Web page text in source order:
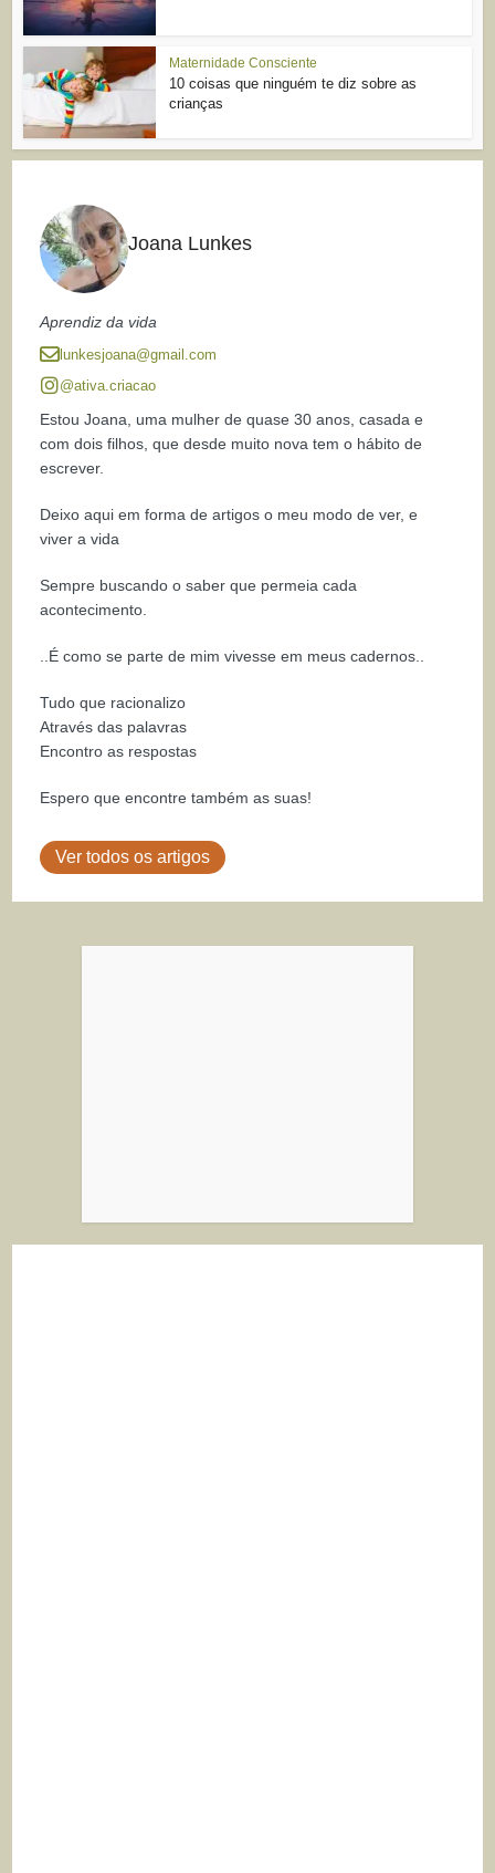
Maternidade Consciente
10 coisas que ninguém te diz sobre as
crianças
Joana Lunkes
Aprendiz da vida
lunkesjoana@gmail.com
@ativa.criacao
Estou Joana, uma mulher de quase 30 anos, casada e
com dois filhos, que desde muito nova tem o hábito de
escrever.
Deixo aqui em forma de artigos o meu modo de ver, e
viver a vida
Sempre buscando o saber que permeia cada
acontecimento.
..É como se parte de mim vivesse em meus cadernos..
Tudo que racionalizo
Através das palavras
Encontro as respostas
Espero que encontre também as suas!
Ver todos os artigos